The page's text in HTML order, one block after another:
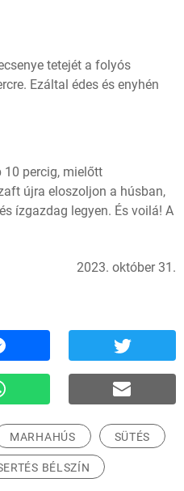
tetejét a folyós
Ezáltal édes és enyhén
10 percig, mielőtt
újra eloszoljon a húsban,
ízgazdag legyen. És voilá! A
2023. október 31.
MARHAHÚS SÜTÉS
BÉLSZÍN